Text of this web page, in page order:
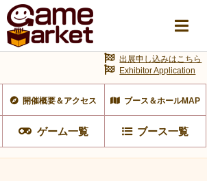
開催概要＆アクセス ブース＆ホールMAP
ゲーム一覧 ブース一覧
出展申し込みはこちら
Exhibitor Application